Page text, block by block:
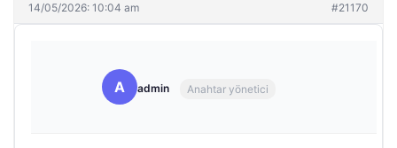
14/05/2026: 10:04 am #21170
A admin Anahtar yönetici